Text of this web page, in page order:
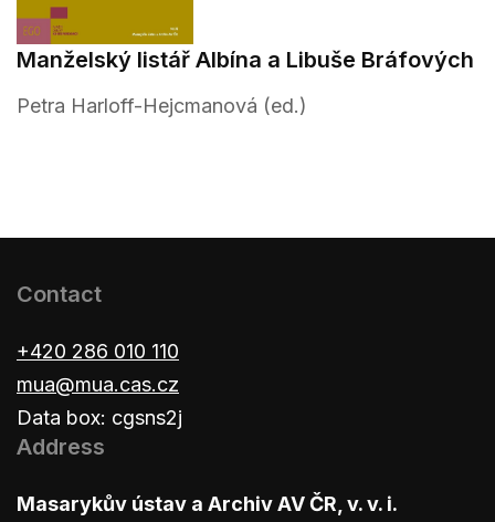
Manželský listář Albína a Libuše Bráfových
Petra Harloff-Hejcmanová (ed.)
Contact
+420 286 010 110
mua@mua.cas.cz
Data box: cgsns2j
Address
Masarykův ústav a Archiv AV ČR, v. v. i.